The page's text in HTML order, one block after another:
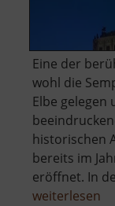
Eine der
wohl die
Elbe gelegen
historischen
bereits im
eröffnet. In
weiterlesen